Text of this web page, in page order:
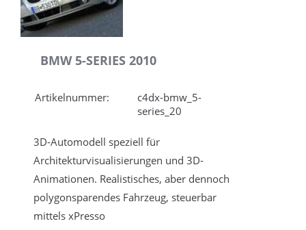
BMW 5-SERIES 2010
Artikelnummer:
c4dx-bmw_5-
series_20
3D-Automodell speziell für
Architekturvisualisierungen und 3D-
Animationen. Realistisches, aber dennoch
polygonsparendes Fahrzeug, steuerbar
mittels xPresso